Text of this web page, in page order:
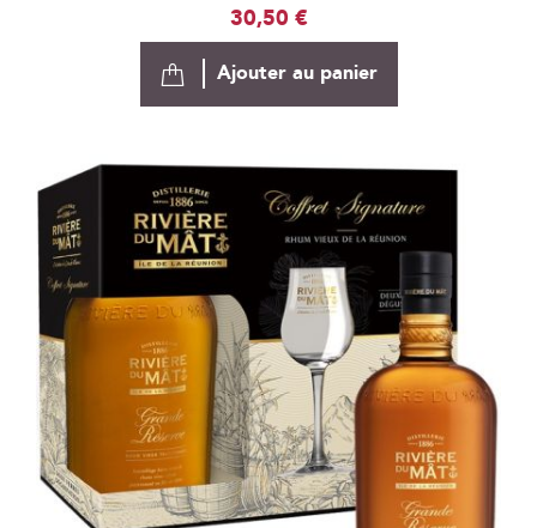
30,50 €
Ajouter au panier